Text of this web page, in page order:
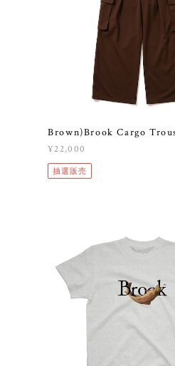
Brown)Brook Cargo
¥22,000
抽選販売